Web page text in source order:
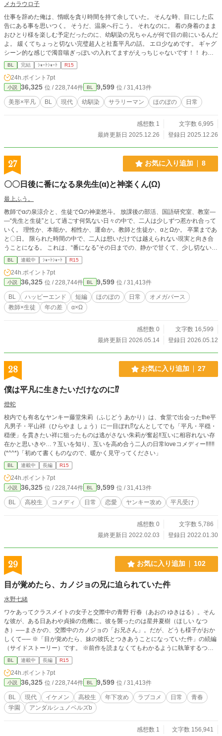
メカラウロ子
仕事を辞めた俺は、惰眠を貪り時間を持て余していた。 そんな時、目にした広
告にある事を思いつく。 そうだ、温泉へ行こう。 それなのに。 着の身着のまま
おひとり様を楽しむ予定だったのに、幼馴染の兄ちゃんが何で目の前にいるんだ
よ。 緩くてちょっと切ない完璧超人と社畜平凡の話。 エロ少なめです。 ギャグ
シーン的な感じで濁音喘ぎっぽいの入れてますがえっちじゃないです！！ わー
っと勢いで書きました。
BL 完結 ｼｮｰﾄｼｮｰﾄ R15
24h.ポイント 7pt
小説 36,325 位 / 228,744件 BL 9,599 位 / 31,413件
美形×平凡 BL 現代 幼馴染 サラリーマン ほのぼの 日常
感想数 1
文字数 6,995
最終更新日 2025.12.26
登録日 2025.12.26
27 お気に入り追加 8
〇〇日後に番になる泉先生(α)と神楽くん(Ω)
最上ふう。
教師でαの泉涼介と、生徒でΩの神楽悠斗。 放課後の部活、国語研究室、教室―
―“先生と生徒”として過ごす何気ない日々の中で、二人は少しずつ惹かれ合って
いく。 理性か、本能か。相性か、運命か。教師と生徒か、αとΩか。 卒業まであ
と〇日。 限られた時間の中で、二人は想いだけでは越えられない現実と向き合
うことになる。 これは、“番になる”その日までの、静かで甘くて、少し切ない恋
の記録。 教師×生徒のオメガバースSS連作。会話多め。とにかく二人の口が悪
いです。 2～4ページ漫画をイメージして書いてみました。一話がとても短く、
話によって視点がころころ入れ替わるので、少々読みづらいかもしれませんが、
少しでも楽しんでいただければ幸いです。 他サイトでも掲載しています。
BL 連載中 ｼｮｰﾄｼｮｰﾄ R15
24h.ポイント 7pt
小説 36,325 位 / 228,744件 BL 9,599 位 / 31,413件
BL ハッピーエンド 短編 ほのぼの 日常
オメガバース
教師×生徒
年の差 α×Ω
感想数 0
文字数 16,599
最終更新日 2026.05.14
登録日 2026.05.12
28 お気に入り追加 27
僕は平凡に生きたいだけなのに⁉
燈蛇
校内でも有名なヤンキー藤堂朱莉（ふじどう あかり）は、食堂で出会ったthe平
凡男子・平山祥（ひらやま しょう）に一目ぼれ⁉なんとしてでも「平凡・平穏・
穏便」を貫きたい祥に狙ったものは逃がさない朱莉が奮起‼互いに相容れない存
在かと思いきや…？互いを知り、互いを高め合う二人の日常loveコメディー‼‼‼
(*^^*)「初めて書くものなので、暖かく見守ってください」
BL 連載中 長編 R15
24h.ポイント 7pt
小説 36,325 位 / 228,744件 BL 9,599 位 / 31,413件
BL 高校生 コメディ 日常 恋愛 ヤンキー攻め 平凡受け
感想数 0
文字数 5,786
最終更新日 2022.02.03
登録日 2022.01.30
29 お気に入り追加 102
目が覚めたら、カノジョの兄に迫られていた件
水野七緒
ワケあってクラスメイトの女子と交際中の青野 行春（あおの ゆきはる）。そん
な彼が、ある日あわや貞操の危機に。彼を襲ったのは星井夏樹（ほしい なつ
き）──まさかの、交際中のカノジョの「お兄さん」。だが、どうも様子がおか
しくて── ※「目が覚めたら、妹の彼氏とつきあうことになっていた件」の続編
（サイドストーリー）です。 ※前作を読まなくてもわかるように執筆するつも
りですが、前作も読んでいただけると有り難いです。 ※エンドは1種類の予定で
すが、２種類になるかもしれません。
BL 連載中 長編 R15
24h.ポイント 7pt
小説 36,325 位 / 228,744件 BL 9,599 位 / 31,413件
BL 現代 イケメン 高校生 年下攻め ラブコメ 日常
青春
学園
アンダルシュノベルズb
感想数 1
文字数 156,941